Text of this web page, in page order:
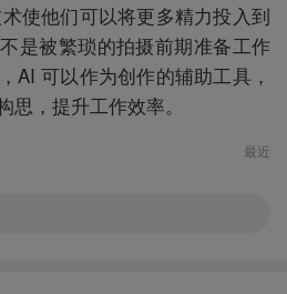
使他们可以将更多精力投入到
是被繁琐的拍摄前期准备工作
AI 可以作为创作的辅助工具，
，提升工作效率。
最近